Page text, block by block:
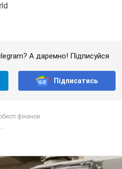
А даремно! Підписуйся
Підписатись
фінанси